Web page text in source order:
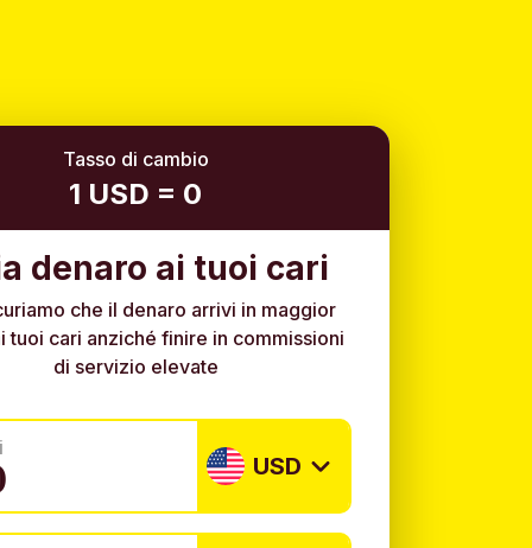
Tasso di cambio
1 USD = 0
denaro ai tuoi cari
che il denaro arrivi in maggior
tuoi cari anziché finire in commissioni
di servizio elevate
USD